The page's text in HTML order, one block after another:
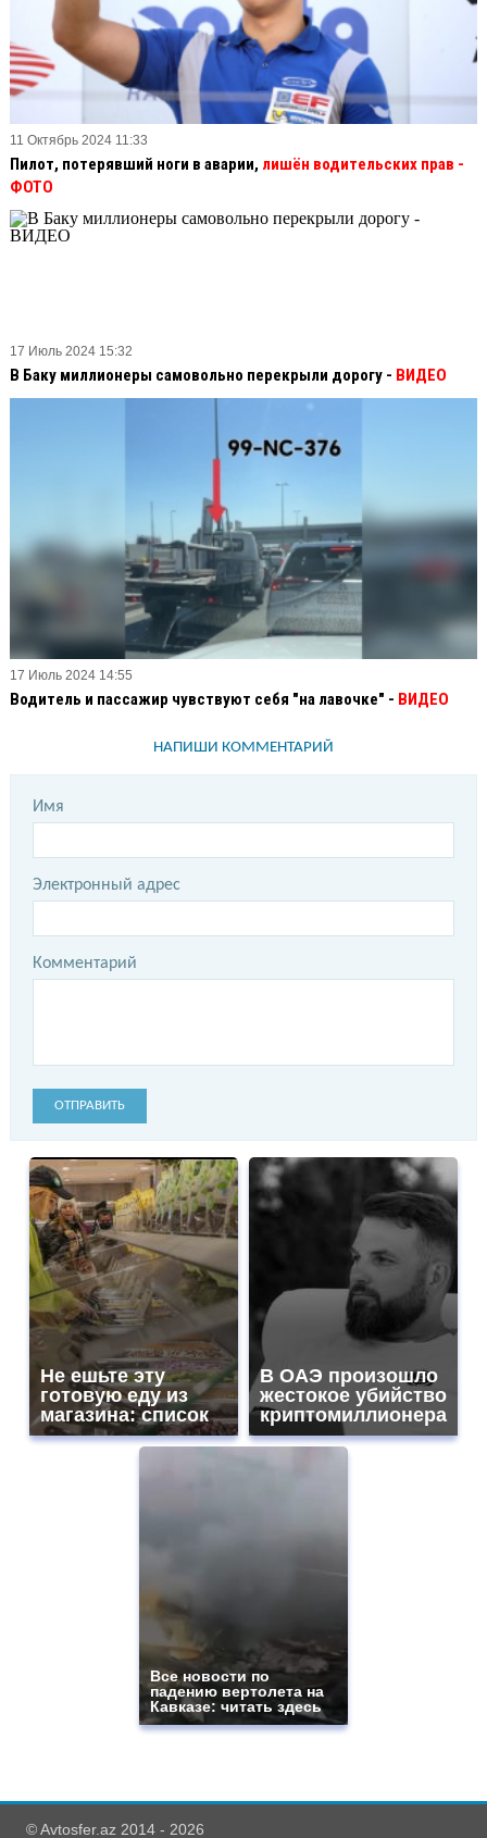
11 Октябрь 2024 11:33
Пилот, потерявший ноги в аварии, лишён водительских прав -
ФОТО
17 Июль 2024 15:32
В Баку миллионеры самовольно перекрыли дорогу - ВИДЕО
17 Июль 2024 14:55
Водитель и пассажир чувствуют себя "на лавочке" - ВИДЕО
НАПИШИ КОММЕНТАРИЙ
Имя
Электронный адрес
Комментарий
ОТПРАВИТЬ
Не ешьте эту
готовую еду из
магазина: список
В ОАЭ произошло
жестокое убийство
криптомиллионера
Все новости по
падению вертолета на
Кавказе: читать здесь
© Avtosfer.az 2014 - 2026